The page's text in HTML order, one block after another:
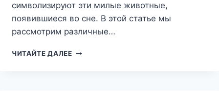
символизируют эти милые животные,
появившиеся во сне. В этой статье мы
рассмотрим различные…
ЧИТАЙТЕ ДАЛЕЕСОН